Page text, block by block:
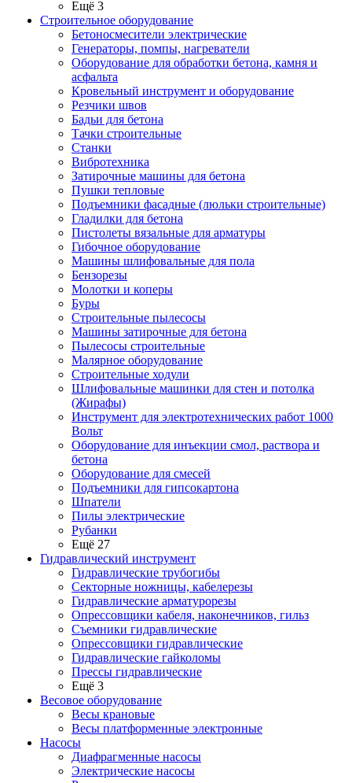
Ещё 3
Строительное оборудование
Бетоносмесители электрические
Генераторы, помпы, нагреватели
Оборудование для обработки бетона, камня и
асфальта
Кровельный инструмент и оборудование
Резчики швов
Бадьи для бетона
Тачки строительные
Станки
Вибротехника
Затирочные машины для бетона
Пушки тепловые
Подъемники фасадные (люльки строительные)
Гладилки для бетона
Пистолеты вязальные для арматуры
Гибочное оборудование
Машины шлифовальные для пола
Бензорезы
Молотки и коперы
Буры
Строительные пылесосы
Машины затирочные для бетона
Пылесосы строительные
Малярное оборудование
Строительные ходули
Шлифовальные машинки для стен и потолка
(Жирафы)
Инструмент для электротехнических работ 1000
Вольт
Оборудование для инъекции смол, раствора и
бетона
Оборудование для смесей
Подъемники для гипсокартона
Шпатели
Пилы электрические
Рубанки
Ещё 27
Гидравлический инструмент
Гидравлические трубогибы
Секторные ножницы, кабелерезы
Гидравлические арматурорезы
Опрессовщики кабеля, наконечников, гильз
Съемники гидравлические
Опрессовщики гидравлические
Гидравлические гайколомы
Прессы гидравлические
Ещё 3
Весовое оборудование
Весы крановые
Весы платформенные электронные
Насосы
Диафрагменные насосы
Электрические насосы